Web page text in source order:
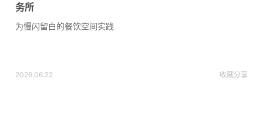
务所
为慢闪留白的餐饮空间实践
2026.06.22 收藏分享